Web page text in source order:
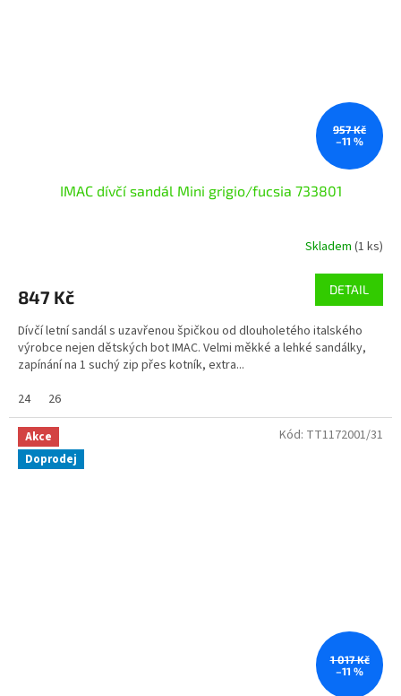
957 Kč
–11 %
IMAC dívčí sandál Mini grigio/fucsia 733801
Skladem (1 ks)
847 Kč DETAIL
Dívčí letní sandál s uzavřenou špičkou od dlouholetého italského
výrobce nejen dětských bot IMAC. Velmi měkké a lehké sandálky,
zapínání na 1 suchý zip přes kotník, extra...
24
26
Akce
Doprodej
1 017 Kč
–11 %
Kód: TT1172001/31